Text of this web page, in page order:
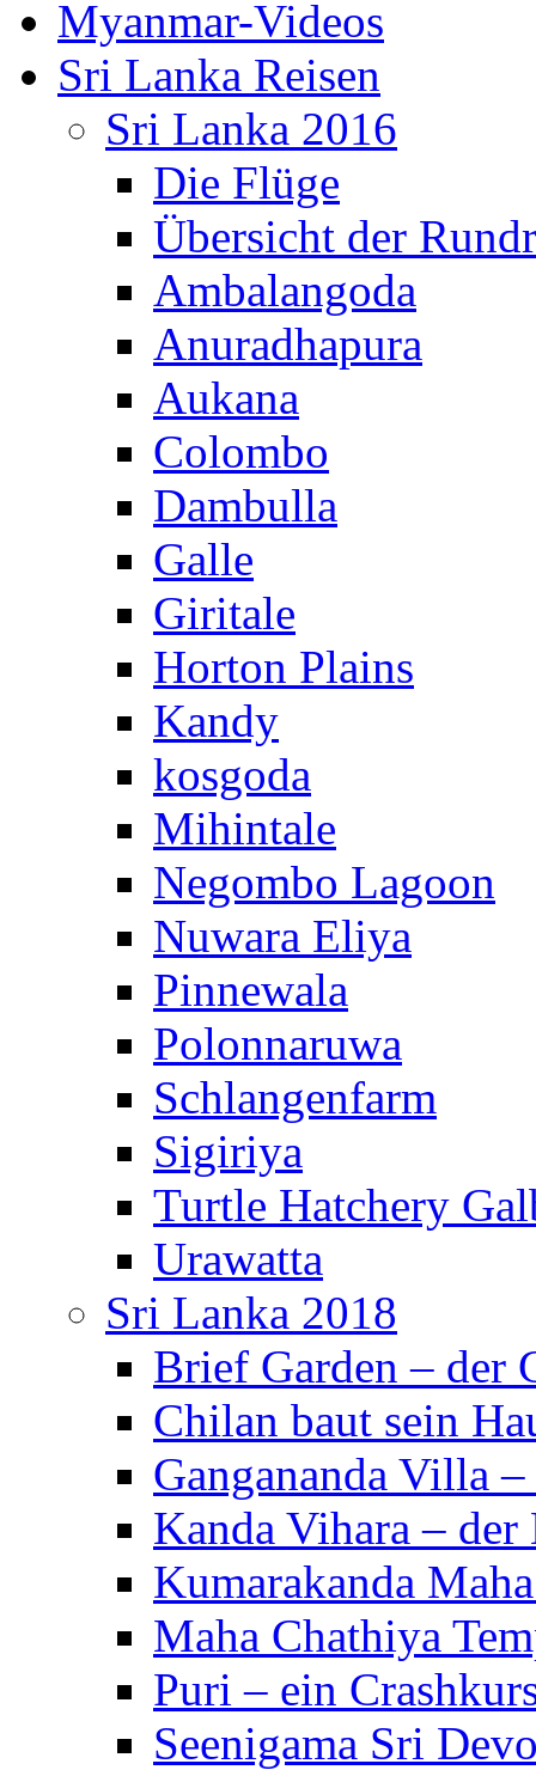
Myanmar-Videos
Sri Lanka Reisen
Sri Lanka 2016
Die Flüge
Übersicht der
Ambalangoda
Anuradhapura
Aukana
Colombo
Dambulla
Galle
Giritale
Horton Plains
Kandy
kosgoda
Mihintale
Negombo Lagoon
Nuwara Eliya
Pinnewala
Polonnaruwa
Schlangenfarm
Sigiriya
Turtle Hatchery
Urawatta
Sri Lanka 2018
Brief Garden – der
Chilan baut sein
Gangananda Villa
Kanda Vihara –
Kumarakanda
Maha Chathiya
Puri – ein
Seenigama Sri